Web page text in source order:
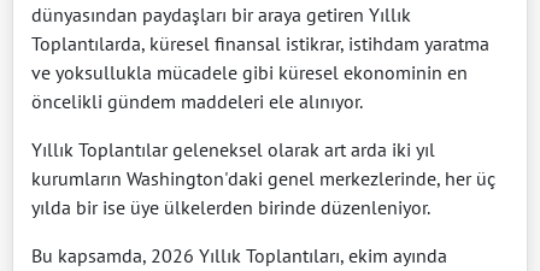
dünyasından paydaşları bir araya getiren Yıllık
Toplantılarda, küresel finansal istikrar, istihdam yaratma
ve yoksullukla mücadele gibi küresel ekonominin en
öncelikli gündem maddeleri ele alınıyor.
Yıllık Toplantılar geleneksel olarak art arda iki yıl
kurumların Washington'daki genel merkezlerinde, her üç
yılda bir ise üye ülkelerden birinde düzenleniyor.
Bu kapsamda, 2026 Yıllık Toplantıları, ekim ayında